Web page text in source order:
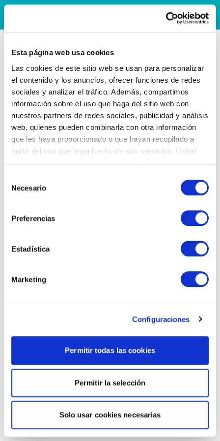
Esta página web usa cookies
Las cookies de este sitio web se usan para personalizar
el contenido y los anuncios, ofrecer funciones de redes
sociales y analizar el tráfico. Además, compartimos
información sobre el uso que haga del sitio web con
nuestros partners de redes sociales, publicidad y análisis
web, quienes pueden combinarla con otra información
que les haya proporcionado o que hayan recopilado a
partir del uso que haya hecho de sus servicios. Usted
Necesario
Preferencias
Estadística
Marketing
Configuraciones
Permitir todas las cookies
Permitir la selección
Solo usar cookies necesarias